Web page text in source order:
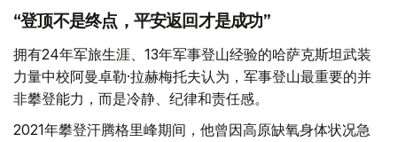
“登顶不是终点，平安返回才是成功”
拥有24年军旅生涯、13年军事登山经验的哈萨克斯坦武装
力量中校阿曼卓勒·拉赫梅托夫认为，军事登山最重要的并
非攀登能力，而是冷静、纪律和责任感。
2021年攀登汗腾格里峰期间，他曾因高原缺氧身体状况急